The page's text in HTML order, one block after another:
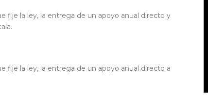
fije la ley, la entrega de un apoyo anual directo y
fije la ley, la entrega de un apoyo anual directo a